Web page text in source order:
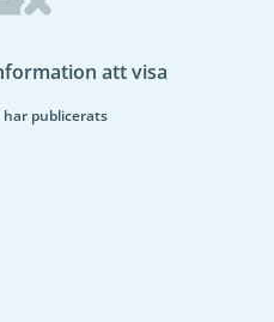
att visa
publicerats